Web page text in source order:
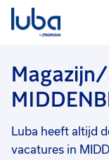
Vacatures
Over ons
Voor
Luba heeft altijd
vacatures in
Filter
Vakgebied 0
Magazijn/
Opleidingsniveau
Mbo
Soort contract 0